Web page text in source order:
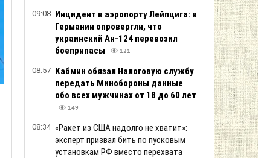
09:08 Инцидент в аэропорту Лейпцига: в
Германии опровергли, что
украинский Ан-124 перевозил
боеприпасы
121
08:57 Кабмин обязал Налоговую службу
передать Минобороны данные
обо всех мужчинах от 18 до 60 лет
149
08:34 «Ракет из США надолго не хватит»:
эксперт призвал бить по пусковым
установкам РФ вместо перехвата